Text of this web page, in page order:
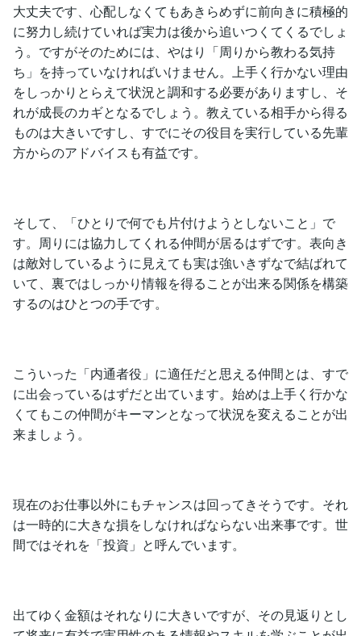
大丈夫です、心配しなくてもあきらめずに前向きに積極的
に努力し続けていれば実力は後から追いつくてくるでしょ
う。ですがそのためには、やはり「周りから教わる気持
ち」を持っていなければいけません。上手く行かない理由
をしっかりとらえて状況と調和する必要がありますし、そ
れが成長のカギとなるでしょう。教えている相手から得る
ものは大きいですし、すでにその役目を実行している先輩
方からのアドバイスも有益です。
そして、「ひとりで何でも片付けようとしないこと」で
す。周りには協力してくれる仲間が居るはずです。表向き
は敵対しているように見えても実は強いきずなで結ばれて
いて、裏ではしっかり情報を得ることが出来る関係を構築
するのはひとつの手です。
こういった「内通者役」に適任だと思える仲間とは、すで
に出会っているはずだと出ています。始めは上手く行かな
くてもこの仲間がキーマンとなって状況を変えることが出
来ましょう。
現在のお仕事以外にもチャンスは回ってきそうです。それ
は一時的に大きな損をしなければならない出来事です。世
間ではそれを「投資」と呼んでいます。
出てゆく金額はそれなりに大きいですが、その見返りとし